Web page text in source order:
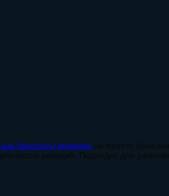
браслеты мужские не просто
реакций. Подходит для